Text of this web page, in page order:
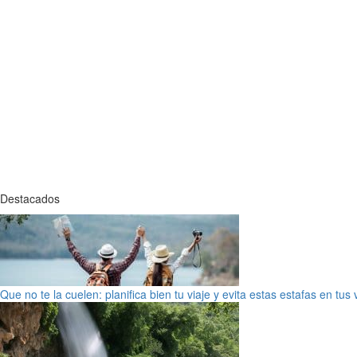
Destacados
Que no te la cuelen: planifica bien tu viaje y evita estas estafas en tus